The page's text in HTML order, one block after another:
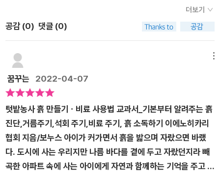
수 있다. 무기질 비료는 천연물을 원료로 사용해 화학 처리를 했
고, 유기질 비료는 생선 찌꺼기, 쌀겨, 유박 등 동식물에서 유래한
성분으로 만든다. 무기질 비료와 비슷한 복합 비료가 있는데 무
기질 비료의 일종이라 할 수 있다. 비료의 3요소인 질소, 인산, 칼
륨 가운데 두 요소 이상을 결합해 제조한다. 무기질 비료 중 성분
이 하나밖에 없는 비료를 단비라고 한다. 비료는 농도를 조절해
받아 작성한 리뷰입니다※ ​ ​
한다는 사실을 새삼 깨달을 수 있었다.​흥미롭게 본 것은 흙 입자
가 모여 크고 작은 덩어리를 이룬 상태인 '떼알 구조'를 설명한 부
만 일어나는 떼알은 식물이 좋아하는 흙이 된다고 한다. 때문에
흙을 경작하는 게 필요하다라고 말한다. 그 밖에 매년 똑같은 작
물을 한 장소에 심으면 흙 속에 남은 과다한 비료 성분이나 병원
균 때문에 발육 저하가 나타나 병에 걸린다는 사실도 처음 알게
되었다. 작물을 바꿔가면서 심는 이유가 여기에 있었구나 싶어서
신기했고, 과다해진 양분을 흡수하기 위해 흡비력이 강한 채소를
심어 기른다는 점과 흙을 소독하는 방법이 있다는 점도 재밌었
다.​이외에도 책 속에선 크게 농사짓는 사람을 위해서가 아니라,
화분에 작물을 기르거나 식물을 기르는 사람을 위해 정보도 알려
님께 도움도 드리고 싶었다.​그래서 읽게 된 [텃밭농사 흙 만들기
비료 사용법 교과서]​내가 할 거였으면 비료 사용법까지 알아볼
동참하고 싶었다.​꽃, 식물, 채소 무엇이든 키우기 위해선흙과 물
이 필요하다.그렇다면 흑은 무엇일까?흙에도 고향, 나이, 종류
등을 나누어 볼 수 있고흙의 성질을 알아야 식물이 좋아하는 흙을
물, 채소 재배를 위한 알맞은 흙을 만들어 준다.그리고 그 흙에서
자라나는 작물들은 흙의 영양분을 흡수한다.​따라서 흙에게는 영
양분을 다시 채워줄 비료가 필요하다.​비료도 흙처럼 다양한 종류
가 있고 종류에 따라 사용법이 다를 뿐 아니라어떤 작물인지에 따
라 필요량도 다르고 계절, 생육 시기별로도 필요 성분이 달라진
더보기
공감 (0) 댓글 (0)
꿈꾸는 2022-04-07
텃밭농사 흙 만들기ㆍ비료 사용법 교과서_기본부터 알려주는 흙
진단,거름주기,석회 주기,비료 주기, 흙 소독하기 이에노히카리
협회 지음/보누스 아이가 커가면서 흙을 밟으며 자랐으면 바랬
다. 도시에 사는 우리지만 나름 바다를 곁에 두고 자랐던지라 빼
곡한 아파트 속에 사는 아이에게 자연과 함께하는 기억을 주고 싶